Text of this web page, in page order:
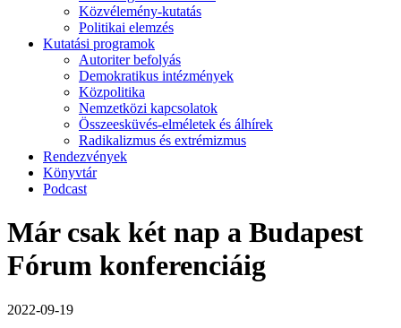
Közvélemény-kutatás
Politikai elemzés
Kutatási programok
Autoriter befolyás
Demokratikus intézmények
Közpolitika
Nemzetközi kapcsolatok
Összeesküvés-elméletek és álhírek
Radikalizmus és extrémizmus
Rendezvények
Könyvtár
Podcast
Már csak két nap a Budapest
Fórum konferenciáig
2022-09-19